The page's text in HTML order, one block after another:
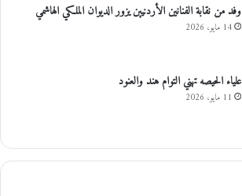
وفد من نقابة الفنانين الأردنيين يزور الديوان الملكي الهاشمي
14 مايو، 2026
علياء الحيصه تهني التوام هند والعنود
11 مايو، 2026